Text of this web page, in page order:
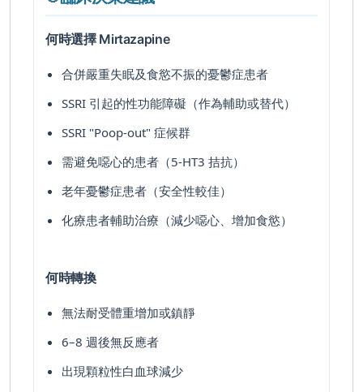
何時選擇 Mirtazapine
合併嚴重失眠及食慾不振的憂鬱症患者
SSRI 引起的性功能障礙（作為輔助或替代）
SSRI "Poop-out" 症候群
需避免噁心的患者（5-HT3 拮抗）
老年憂鬱症患者（安全性較佳）
化療患者輔助治療（減少噁心、增加食慾）
何時轉換
無法耐受體重增加或鎮靜
6–8 週後無反應者
出現顆粒性白血球減少